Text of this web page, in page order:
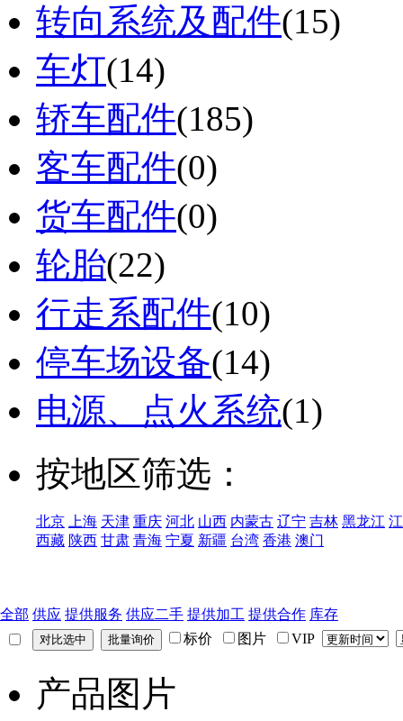
转向系统及配件(15)
车灯(14)
轿车配件(185)
客车配件(0)
货车配件(0)
轮胎(22)
行走系配件(10)
停车场设备(14)
电源、点火系统(1)
按地区筛选：
北京 上海 天津 重庆 河北 山西 内蒙古 辽宁 吉林 黑龙江
西藏 陕西 甘肃 青海 宁夏 新疆 台湾 香港 澳门
全部 供应 提供服务 供应二手 提供加工 提供合作 库存
标价
图片 VIP
产品图片